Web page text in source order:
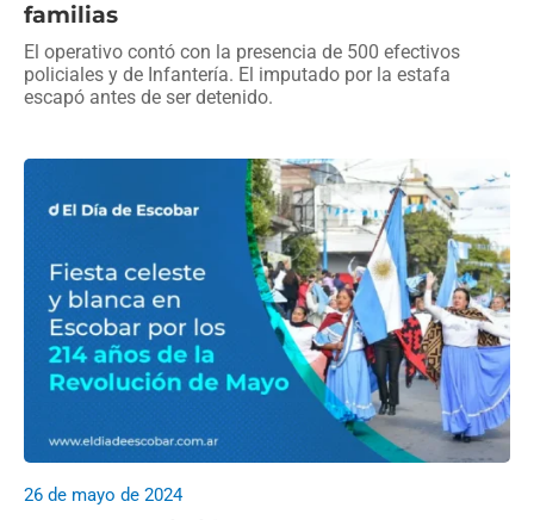
familias
El operativo contó con la presencia de 500 efectivos
policiales y de Infantería. El imputado por la estafa
escapó antes de ser detenido.
26 de mayo de 2024